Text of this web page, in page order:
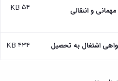
و انتقالی
۵۴ KB
اشتغال به تحصیل ۴۳۴ KB